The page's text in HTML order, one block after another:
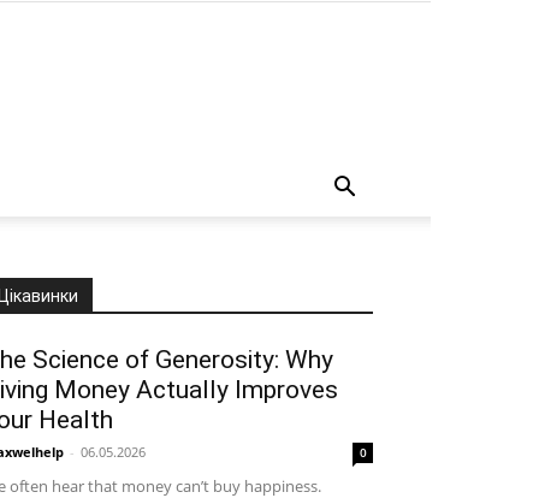
Цікавинки
Science of Generosity: Why
Money Actually Improves
Health
- 06.05.2026 0
often hear that money can’t buy happiness.